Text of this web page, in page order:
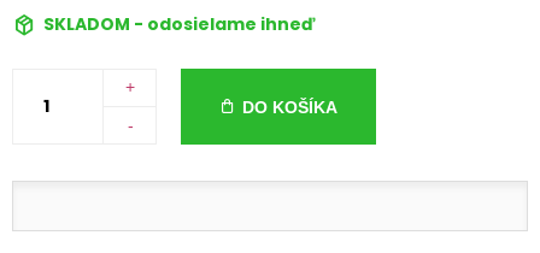
SKLADOM - odosielame ihneď
+
-
DO KOŠÍKA